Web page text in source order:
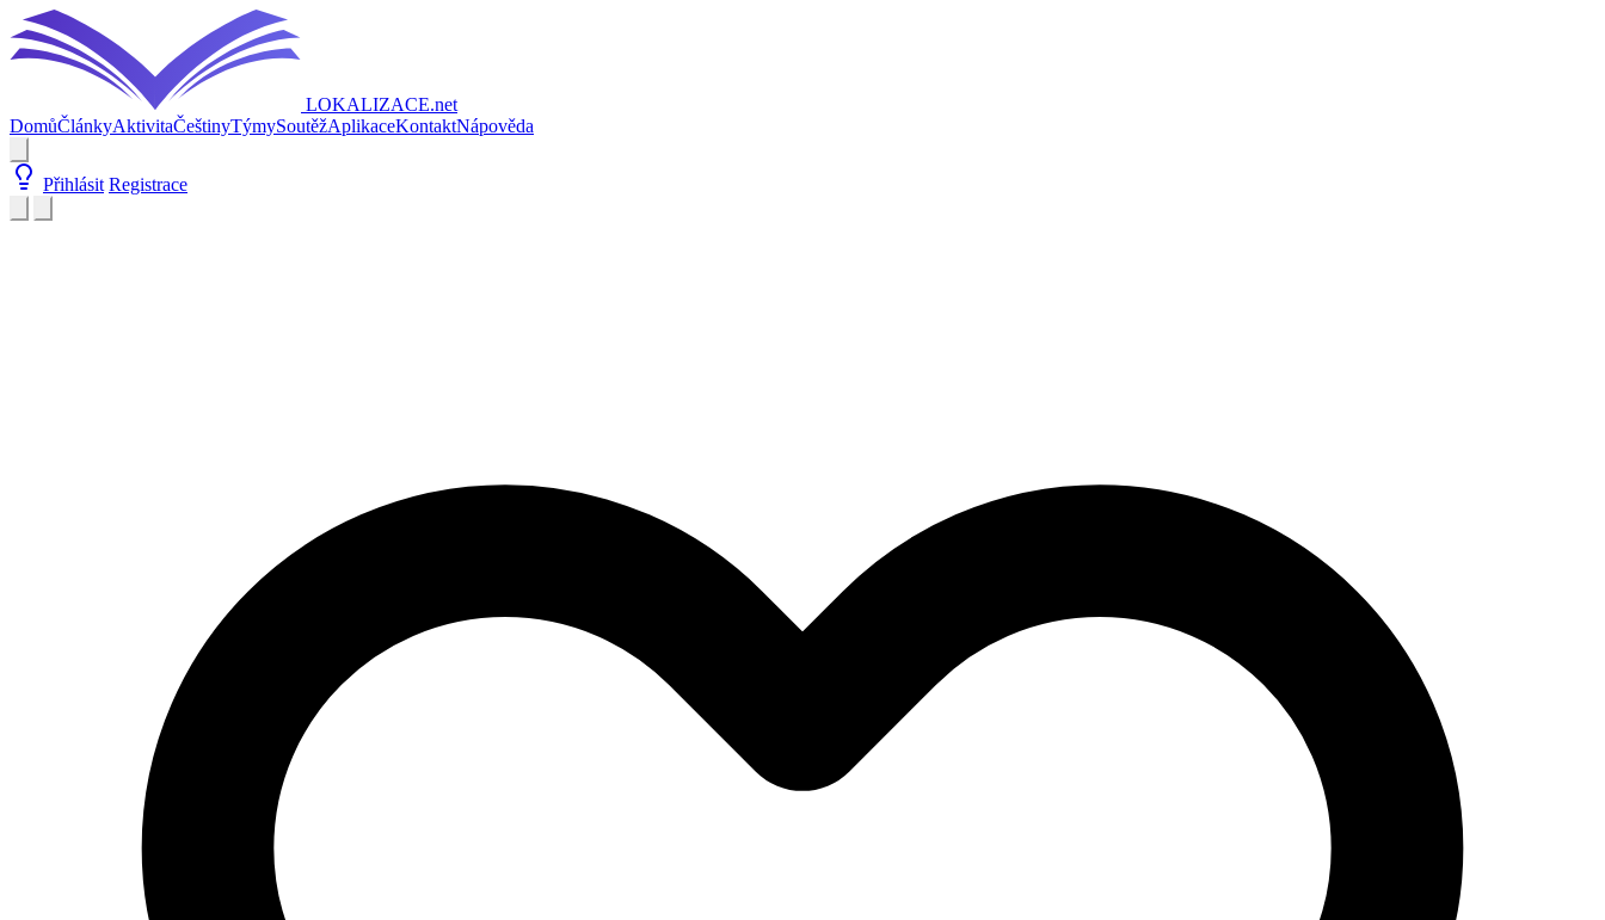
LOKALIZACE.net
DomůČlánkyAktivitaČeštinyTýmySoutěžAplikaceKontaktNápověda
Přihlásit Registrace